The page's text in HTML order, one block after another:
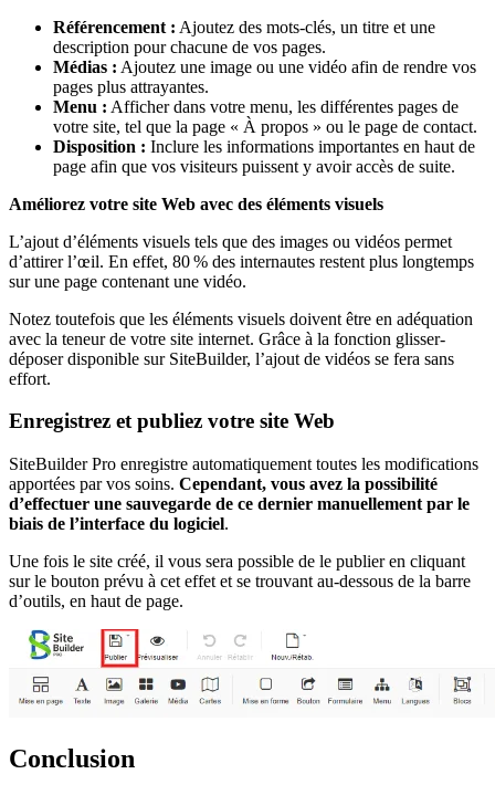
Référencement : Ajoutez des mots-clés, un titre et une
description pour chacune de vos pages.
Médias : Ajoutez une image ou une vidéo afin de rendre vos
pages plus attrayantes.
Menu : Afficher dans votre menu, les différentes pages de
votre site, tel que la page « À propos » ou le page de contact.
Disposition : Inclure les informations importantes en haut de
page afin que vos visiteurs puissent y avoir accès de suite.
Améliorez votre site Web avec des éléments visuels
L’ajout d’éléments visuels tels que des images ou vidéos permet
d’attirer l’œil. En effet, 80 % des internautes restent plus longtemps
sur une page contenant une vidéo.
Notez toutefois que les éléments visuels doivent être en adéquation
avec la teneur de votre site internet. Grâce à la fonction glisser-
déposer disponible sur SiteBuilder, l’ajout de vidéos se fera sans
effort.
Enregistrez et publiez votre site Web
SiteBuilder Pro enregistre automatiquement toutes les modifications
apportées par vos soins. Cependant, vous avez la possibilité
d’effectuer une sauvegarde de ce dernier manuellement par le
biais de l’interface du logiciel.
Une fois le site créé, il vous sera possible de le publier en cliquant
sur le bouton prévu à cet effet et se trouvant au-dessous de la barre
d’outils, en haut de page.
Conclusion